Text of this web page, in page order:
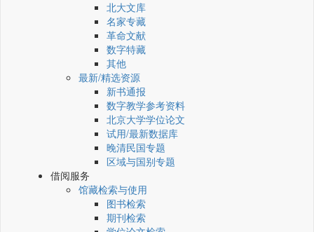
北大文库
名家专藏
革命文献
数字特藏
其他
最新/精选资源
新书通报
数字教学参考资料
北京大学学位论文
试用/最新数据库
晚清民国专题
区域与国别专题
借阅服务
馆藏检索与使用
图书检索
期刊检索